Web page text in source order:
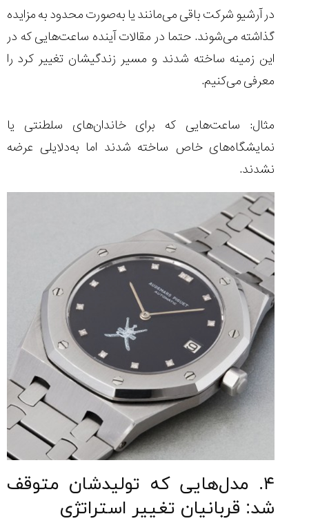
در آرشیو شرکت باقی می‌مانند یا به‌صورت محدود به مزایده
گذاشته می‌شوند. حتما در مقالات آینده ساعت‌هایی که در
این زمینه ساخته شدند و مسیر زندگیشان تغییر کرد را
معرفی می‌کنیم.
مثال: ساعت‌هایی که برای خاندان‌های سلطنتی یا
نمایشگاه‌های خاص ساخته شدند اما به‌دلایلی عرضه
نشدند.
۴. مدل‌هایی که تولیدشان متوقف
شد: قربانیان تغییر استراتژی